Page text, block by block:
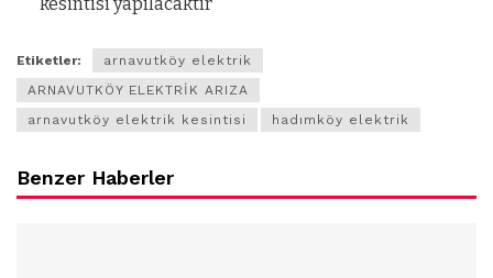
Etiketler:
arnavutköy elektrik
ARNAVUTKÖY ELEKTRİK ARIZA
arnavutköy elektrik kesintisi
hadımköy elektrik
Benzer Haberler